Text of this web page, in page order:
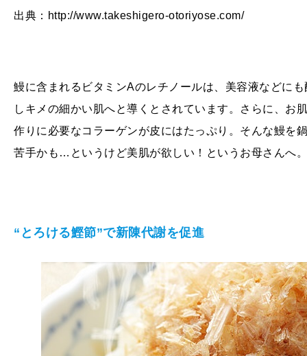
出典：http://www.takeshigero-otoriyose.com/
鰻に含まれるビタミンAのレチノールは、美容液などに
しキメの細かい肌へと導くとされています。さらに、お
作りに必要なコラーゲンが皮にはたっぷり。そんな鰻
苦手かも…というけど美肌が欲しい！というお母さんへ。
“とろける鰹節”で新陳代謝を促進